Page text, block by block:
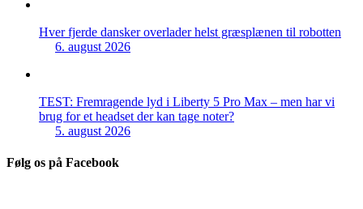
Hver fjerde dansker overlader helst græsplænen til robotten
6. august 2026
TEST: Fremragende lyd i Liberty 5 Pro Max – men har vi
brug for et headset der kan tage noter?
5. august 2026
Følg os på Facebook